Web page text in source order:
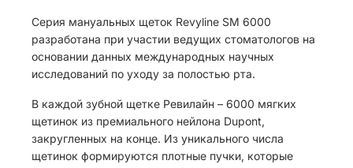
Серия мануальных щеток Revyline SM 6000
разработана при участии ведущих стоматологов на
основании данных международных научных
исследований по уходу за полостью рта.
В каждой зубной щетке Ревилайн – 6000 мягких
щетинок из премиального нейлона Dupont,
закругленных на конце. Из уникального числа
щетинок формируются плотные пучки, которые